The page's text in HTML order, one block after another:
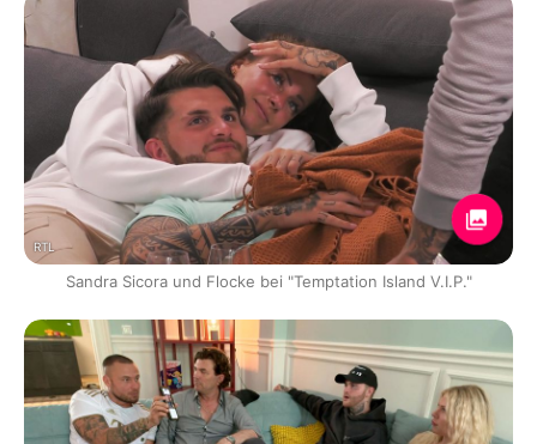
RTL
Sandra Sicora und Flocke bei "Temptation Island V.I.P."